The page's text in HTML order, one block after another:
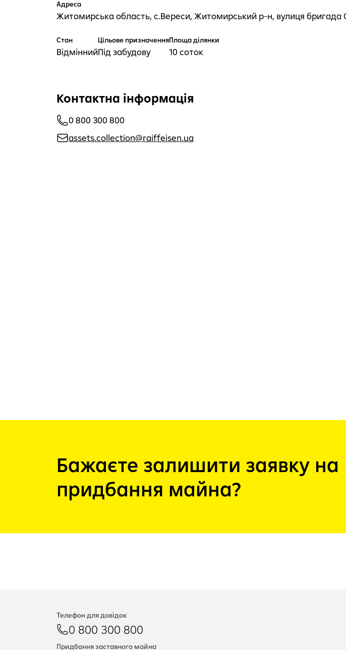
Адреса
Житомирська область, с.Вереси, Житомирський р-н, вулиця бригада
Стан
Відмінний
Цільове призначення
Під забудову
Площа ділянки
10 соток
Контактна інформація
0 800 300 800
assets.collection@raiffeisen.ua
Бажаєте залишити заявку на
придбання майна?
Телефон для довідок
0 800 300 800
Придбання заставного майна